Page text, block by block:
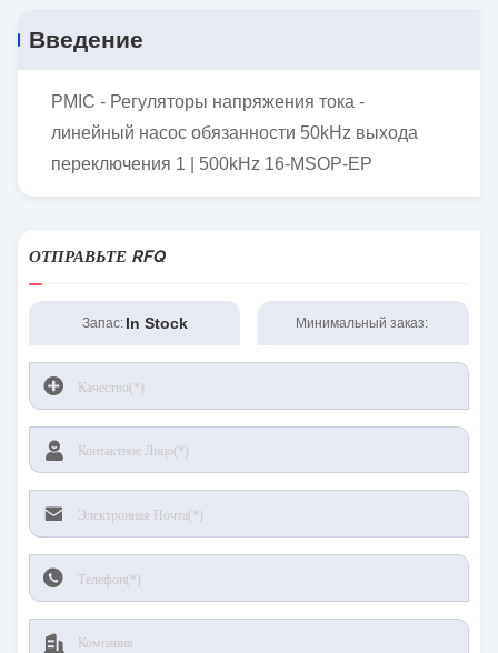
Введение
PMIC - Регуляторы напряжения тока -
линейный насос обязанности 50kHz выхода
переключения 1 | 500kHz 16-MSOP-EP
ОТПРАВЬТЕ RFQ
Запас: In Stock Минимальный заказ: